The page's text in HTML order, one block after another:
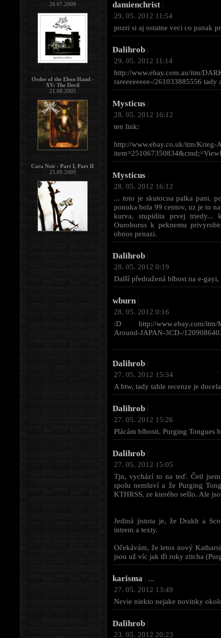
damienchrist |
29. 05. 2012 11:54
pozri si aj ostatne veci co panak
Dalihrob |
29. 05. 2012 11:14
http://www.ebay.com.au/itm/
rareeeeeeee-/261033885556
Mysticus |
28. 05. 2012 16:12
ten link:
http://www.ebay.co.uk/itm/Krieg-
Mysticus |
28. 05. 2012 16:12
... toto je skutocna palka pani.
ponuka bola 99 centov, uz je to
kurva, stupidita prvej triedy...
Ouroborus k peknemu
obnos penazi.
Dalihrob |
28. 05. 2012 0:19
Další předražená blbost na e-
wburn |
28. 05. 2012 0:16
:D http://www.ebay.com/itm/
Around-JAPAN-3CD-/
Dalihrob |
27. 05. 2012 15:34
A btw, tady tahle recenze je
Dalihrob |
27. 05. 2012 15:26
Plácám blbosti. Purging Tongues
Dalihrob |
27. 05. 2012 15:05
Tjn, vychází to na teď. Četl
spolu nemluví a že Purging
KTHRSS, ze kterého sešlo. Ale
Jediná jistota je, že Drakh a
intrem a texty.
Očekávám, že letos nový
jsou už víc jak tři roky zticha
karisma | ...
27. 05. 2012 13:49
Nevie niekto nejake novinky
Dalihrob |
23. 05. 2012 20:23
26.07.2009
Order of the Ebon Hand -
XV: The Devil
21.08.2005
Cara Neir - Part I, Part II
25.09.2009